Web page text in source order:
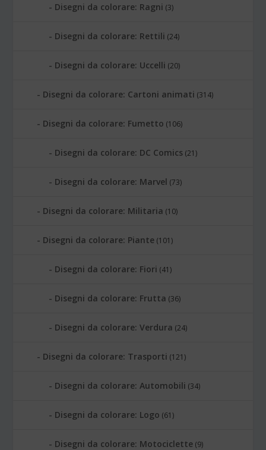
Disegni da colorare: Ragni (3)
Disegni da colorare: Rettili (24)
Disegni da colorare: Uccelli (20)
Disegni da colorare: Cartoni animati (314)
Disegni da colorare: Fumetto (106)
Disegni da colorare: DC Comics (21)
Disegni da colorare: Marvel (73)
Disegni da colorare: Militaria (10)
Disegni da colorare: Piante (101)
Disegni da colorare: Fiori (41)
Disegni da colorare: Frutta (36)
Disegni da colorare: Verdura (24)
Disegni da colorare: Trasporti (121)
Disegni da colorare: Automobili (34)
Disegni da colorare: Logo (61)
Disegni da colorare: Motociclette (9)